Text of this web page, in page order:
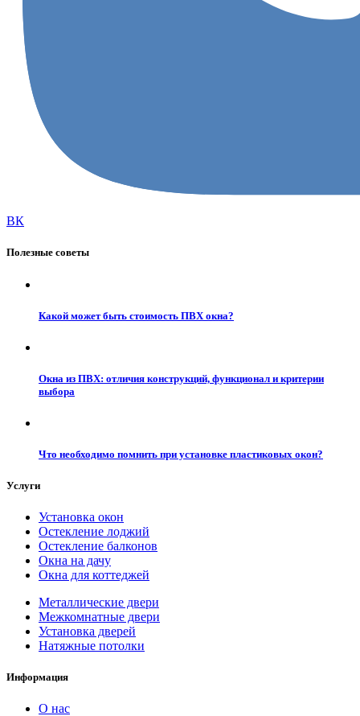
ВК
Полезные советы
Какой может быть стоимость ПВХ окна?
Окна из ПВХ: отличия конструкций, функционал и критерии
выбора
Что необходимо помнить при установке пластиковых окон?
Услуги
Установка окон
Остекление лоджий
Остекление балконов
Окна на дачу
Окна для коттеджей
Металлические двери
Межкомнатные двери
Установка дверей
Натяжные потолки
Информация
О нас